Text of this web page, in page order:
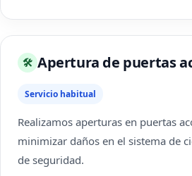
🛠 Apertura de puertas
Servicio habitual
Realizamos aperturas en puertas
minimizar daños en el sistema de
de seguridad.